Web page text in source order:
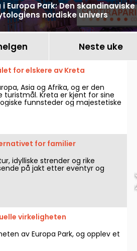
Europa Park: Den skandinaviske
nordiske univers
Neste uke
for elskere av Kreta
Asia og Afrika, og er den
Kreta er kjent for sine
funnsteder og majestetiske
for familier
idylliske strender og rike
på jakt etter eventyr og
virkeligheten
av Europa Park, og opplev et